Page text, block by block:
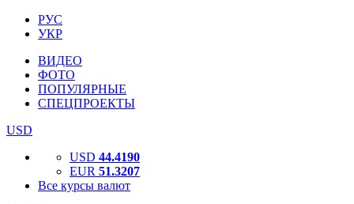
РУС
УКР
ВИДЕО
ФОТО
ПОПУЛЯРНЫЕ
СПЕЦПРОЕКТЫ
USD
USD 44.4190
EUR 51.3207
Все курсы валют